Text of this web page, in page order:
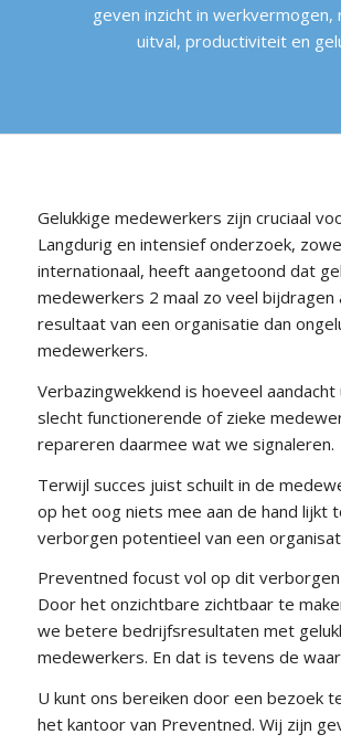
geven inzicht in werkvermogen,
uitval, productiviteit en
Gelukkige medewerkers zijn cruciaal
Langdurig en intensief onderzoek,
internationaal, heeft aangetoond dat
medewerkers 2 maal zo veel bijdragen
resultaat van een organisatie dan
medewerkers.
Verbazingwekkend is hoeveel
slecht functionerende of zieke
repareren daarmee wat we signaleren.
Terwijl succes juist schuilt in de
op het oog niets mee aan de hand lijkt
verborgen potentieel van een
Preventned focust vol op dit
Door het onzichtbare zichtbaar te
we betere bedrijfsresultaten met
medewerkers. En dat is tevens de
U kunt ons bereiken door een bezoek
het kantoor van Preventned. Wij zijn